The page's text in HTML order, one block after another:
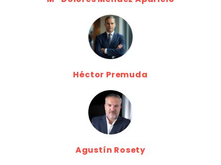
Héctor Premuda
Agustín Rosety